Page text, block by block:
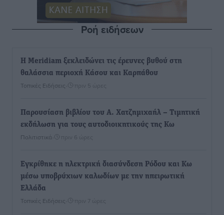
Ροή ειδήσεων
Η Meridiam ξεκλειδώνει τις έρευνες βυθού στη
θαλάσσια περιοχή Κάσου και Καρπάθου
Τοπικές Ειδήσεις πριν 5 ώρες
Παρουσίαση βιβλίου του Α. Χατζημιχαήλ – Τιμητική
εκδήλωση για τους αυτοδιοικητικούς της Κω
Πολιτιστικά πριν 6 ώρες
Εγκρίθηκε η ηλεκτρική διασύνδεση Ρόδου και Κω
μέσω υποβρύχιων καλωδίων με την ηπειρωτική
Ελλάδα
Τοπικές Ειδήσεις πριν 7 ώρες